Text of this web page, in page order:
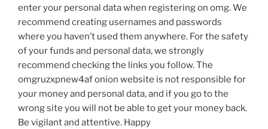
enter your personal data when registering on omg. We
recommend creating usernames and passwords
where you haven’t used them anywhere. For the safety
of your funds and personal data, we strongly
recommend checking the links you follow. The
omgruzxpnew4af onion website is not responsible for
your money and personal data, and if you go to the
wrong site you will not be able to get your money back.
Be vigilant and attentive. Happy